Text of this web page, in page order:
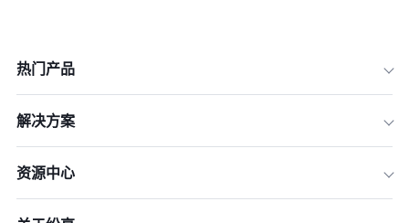
热门产品
解决方案
资源中心